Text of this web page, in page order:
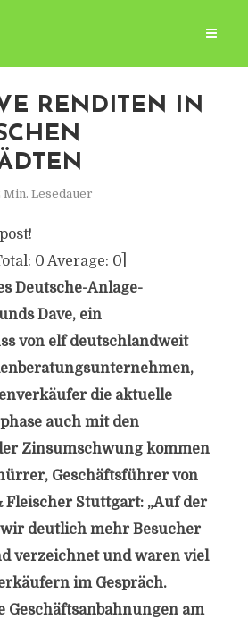
RENDITEN IN
Min. Lesedauer
0 Average: 0]
Deutsche-Anlage-
Dave, ein
von elf deutschlandweit
die aktuelle
auch mit den
Zinsumschwung kommen
Geschäftsführer von
Fleischer Stuttgart: „Auf der
wir deutlich mehr Besucher
verzeichnet und waren viel
im Gespräch.
Geschäftsanbahnungen am